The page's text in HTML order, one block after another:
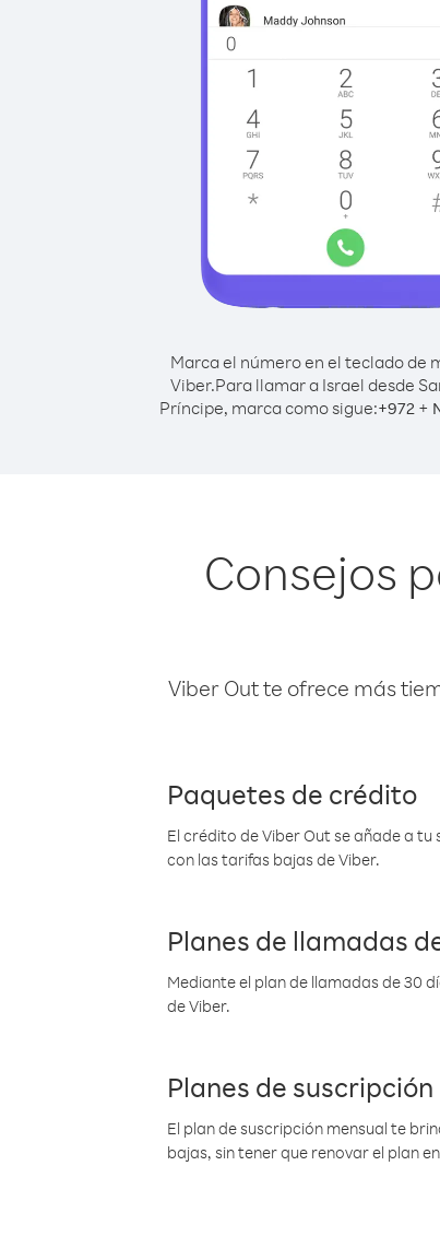
Marca el número en el teclado de
Viber.Para llamar a Israel desde
Príncipe, marca como sigue:+972 +
Consejos
Viber Out te ofrece más
Paquetes de crédito
El crédito de Viber Out se añade a
con las tarifas bajas de Viber.
Planes de llamadas
Mediante el plan de llamadas de 30
de Viber.
Planes de
El plan de suscripción mensual te
bajas, sin tener que renovar el plan